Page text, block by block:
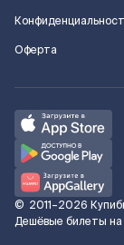
Оферта
© 2011–2026
Дешёвые билеты на